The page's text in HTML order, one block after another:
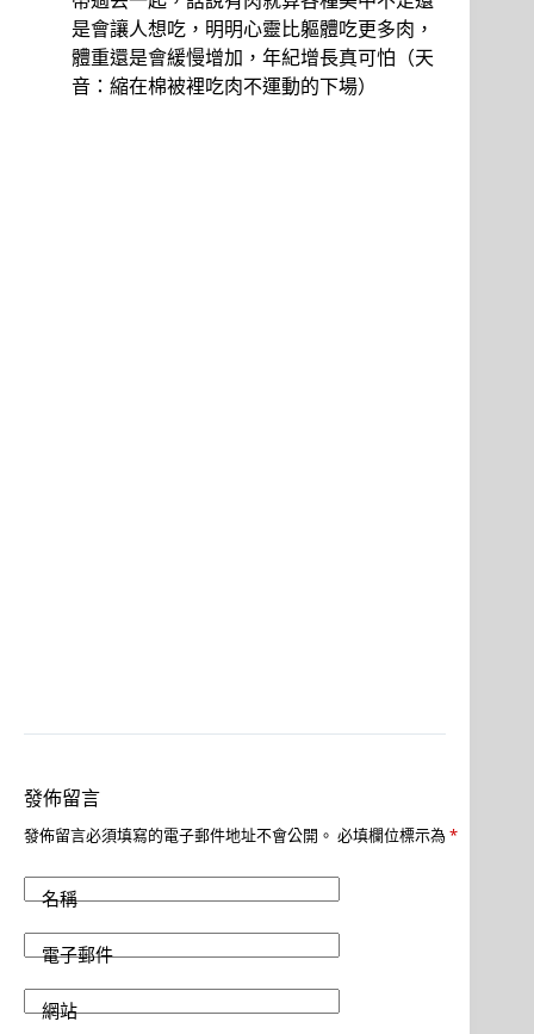
是會讓人想吃，明明心靈比軀體吃更多肉，
體重還是會緩慢增加，年紀增長真可怕（天
音：縮在棉被裡吃肉不運動的下場）
發佈留言
發佈留言必須填寫的電子郵件地址不會公開。 必填欄位標示為 *
名稱
電子郵件
網站